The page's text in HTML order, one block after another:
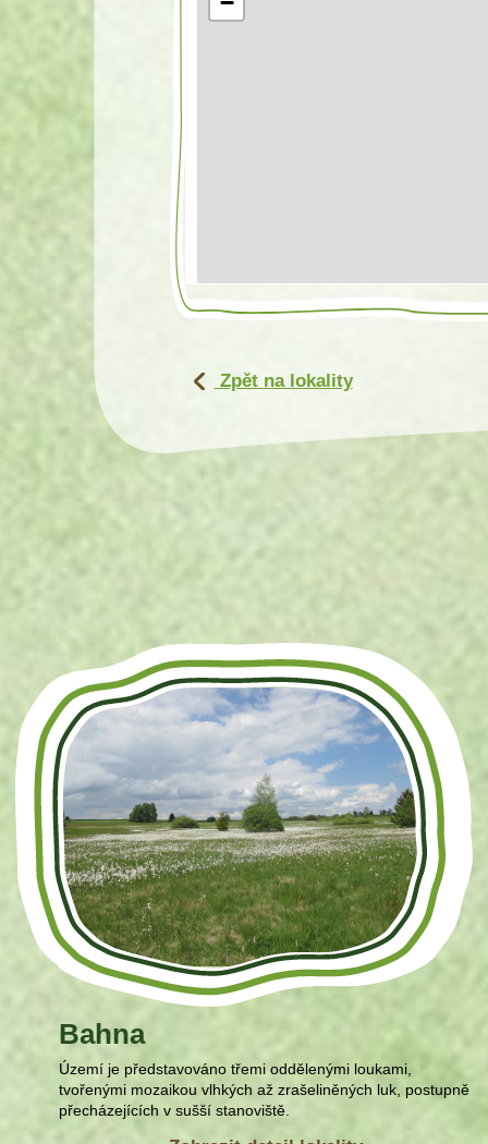
Zpět na lokality
Bahna
Území je představováno třemi oddělenými loukami,
tvořenými mozaikou vlhkých až zrašeliněných luk, postupně
přecházejících v sušší stanoviště.